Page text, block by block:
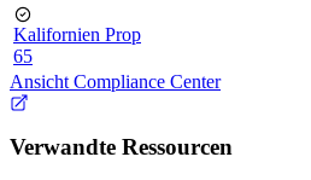
Kalifornien Prop
65
Ansicht Compliance Center
Verwandte Ressourcen